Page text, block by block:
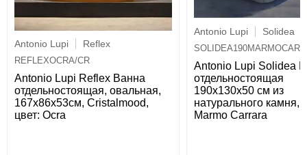
Antonio Lupi Reflex
REFLEXOCRA/CR
Antonio Lupi Reflex Ванна
отдельностоящая, овальная,
167х86х53см, Cristalmood,
цвет: Ocra
Antonio Lupi Solidea
Antonio Lupi Solidea
отдельностоящая
190х130х50 см из
натурального камня,
Marmo Carrara